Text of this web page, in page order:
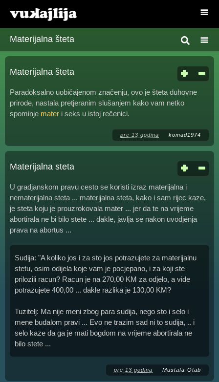
Materijalna šteta
Materijalna šteta
Paradoksalno uobičajenom značenju, ovo je šteta duhovne
prirode, nastala pretjeranim slušanjem kako vam netko
spominje mater i seks u istoj rečenici.
pre 13 godina komad1974
Materijalna steta
U gradjanskom pravu cesto se koristi izraz materijalna i
nematerijalna steta ... materijalna steta, kako i sam rijec kaze,
je steta koju je prouzrokovala mater ... jer da te na vrijeme
abortirala ne bi bilo stete ... dakle, javlja se nakon uvodjenja
prava na abortus ...
Sudija: "A koliko jos i za sto jos potrazujete za materijalnu
stetu, osim odijela koje vam je pocjepano, i za koji ste
prilozili racun? Racun je na 270,00 KM za odjelo, a vide
potrazujete 400,00 ... dakle razlika je 130,00 KM?
Tuzitelj: Ma nije meni zbog para sudija, nego sto i selo i
mene budalom pravi ... Evo ne trazim sad ni to sudija, .. i
selo kaze da ga je mati bogdom na vrijeme abortirala ne
bilo stete ...
pre 13 godina Mustafa-Otab